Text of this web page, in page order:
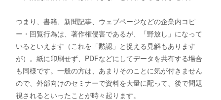
つまり、書籍、新聞記事、ウェブページなどの企業内コピ
ー・回覧行為は、著作権侵害であるが、「野放し」になって
いるといえます（これを「黙認」と捉える見解もあります
が）。紙に印刷せず、PDFなどにしてデータを共有する場合
も同様です。一般の方は、あまりそのことに気が付きません
ので、外部向けのセミナーで資料を大量に配って、後で問題
視されるといったことが時々起ります。